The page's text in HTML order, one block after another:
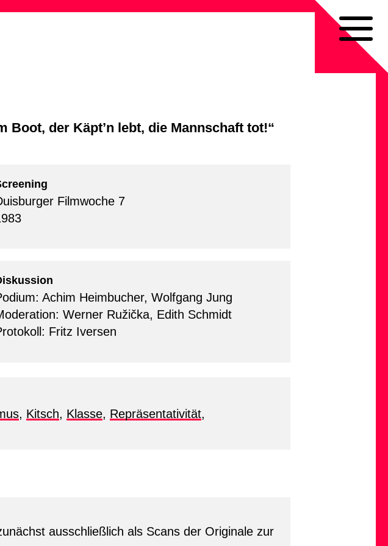
Boot, der Käpt’n lebt, die Mannschaft tot!“
Filmwoche 7
Achim Heimbucher, Wolfgang Jung
Werner Ružička, Edith Schmidt
Fritz Iversen
, Kitsch, Klasse, Repräsentativität,
ausschließlich als Scans der Originale zur